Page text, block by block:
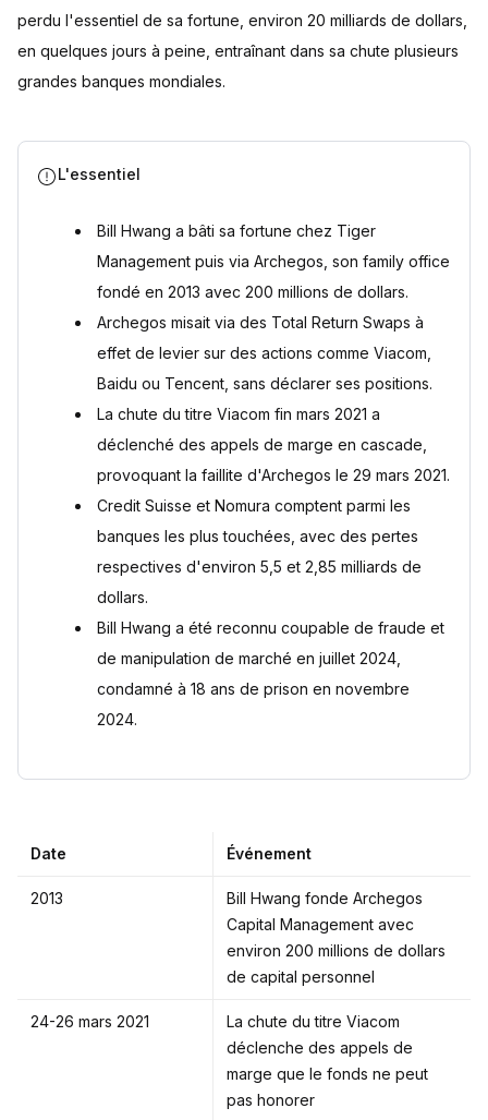
perdu l'essentiel de sa fortune, environ 20 milliards de dollars,
en quelques jours à peine, entraînant dans sa chute plusieurs
grandes banques mondiales.
L'essentiel
Bill Hwang a bâti sa fortune chez Tiger
Management puis via Archegos, son family office
fondé en 2013 avec 200 millions de dollars.
Archegos misait via des Total Return Swaps à
effet de levier sur des actions comme Viacom,
Baidu ou Tencent, sans déclarer ses positions.
La chute du titre Viacom fin mars 2021 a
déclenché des appels de marge en cascade,
provoquant la faillite d'Archegos le 29 mars 2021.
Credit Suisse et Nomura comptent parmi les
banques les plus touchées, avec des pertes
respectives d'environ 5,5 et 2,85 milliards de
dollars.
Bill Hwang a été reconnu coupable de fraude et
de manipulation de marché en juillet 2024,
condamné à 18 ans de prison en novembre
2024.
Date Événement
2013
Bill Hwang fonde Archegos
Capital Management avec
environ 200 millions de dollars
de capital personnel
24-26 mars 2021
La chute du titre Viacom
déclenche des appels de
marge que le fonds ne peut
pas honorer